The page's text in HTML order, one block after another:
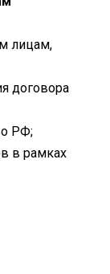
лицам,
договора
РФ;
в рамках